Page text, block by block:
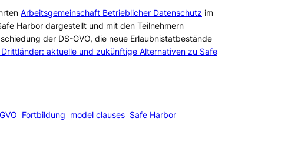
Arbeitsgemeinschaft Betrieblicher Datenschutz im
Harbor dargestellt und mit den Teilnehmern
der DS-GVO, die neue Erlaubnistatbestände
aktuelle und zukünftige Alternativen zu Safe
Fortbildung model clauses Safe Harbor